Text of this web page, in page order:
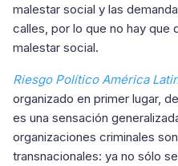
malestar social y las
calles, por lo que no hay que
malestar social.
Riesgo Político América
organizado en primer lugar,
es una sensación
organizaciones criminales
transnacionales: ya no sólo